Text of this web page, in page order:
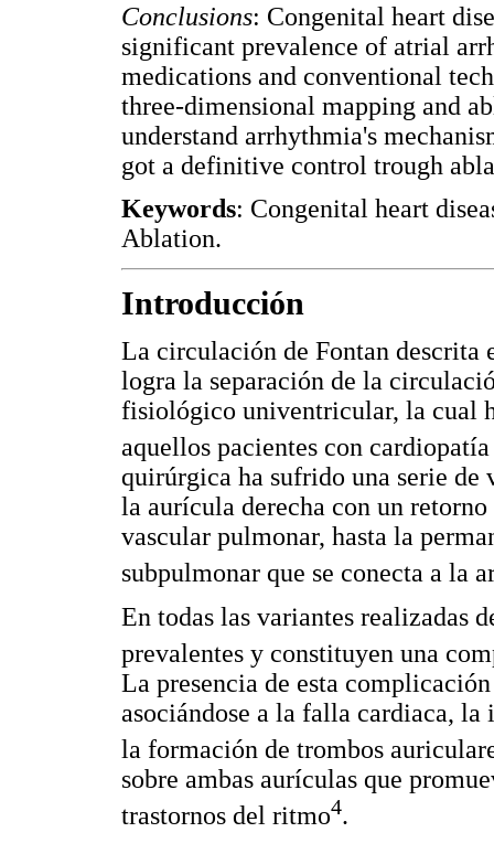
Conclusions: Congenital heart
significant prevalence of atrial
medications and conventional
three-dimensional mapping and
understand arrhythmia's
got a definitive control trough
Keywords: Congenital heart
Ablation.
Introducción
La circulación de Fontan descrita
logra la separación de la
fisiológico univentricular, la cual
aquellos pacientes con
quirúrgica ha sufrido una serie de
la aurícula derecha con un
vascular pulmonar, hasta la
subpulmonar que se conecta a la
En todas las variantes realizadas
prevalentes y constituyen una
La presencia de esta
asociándose a la falla cardiaca,
la formación de trombos
sobre ambas aurículas que
trastornos del ritmo4.